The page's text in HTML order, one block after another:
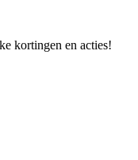
kortingen en acties!